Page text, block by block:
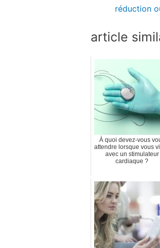
réduction
article
À quoi devez-vous
attendre lorsque vous
avec un stimulateur
cardiaque ?